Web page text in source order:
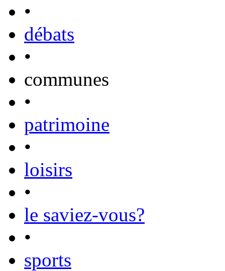
•
débats
•
communes
•
patrimoine
•
loisirs
•
le saviez-vous?
•
sports